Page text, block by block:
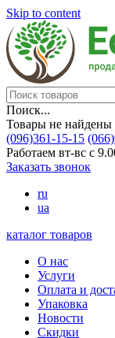
Skip to content
Поиск...
Товары не найдены
(096)361-15-15
Работаем вт-вс с
Заказать звонок
ru
ua
каталог товаров
О нас
Услуги
Оплата и
Упаковка
Новости
Скидки